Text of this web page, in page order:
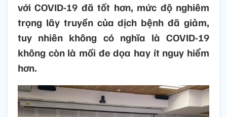
với COVID-19 đã tốt hơn, mức độ nghiêm
trọng lây truyền của dịch bệnh đã giảm,
tuy nhiên không có nghĩa là COVID-19
không còn là mối đe dọa hay ít nguy hiểm
hơn.